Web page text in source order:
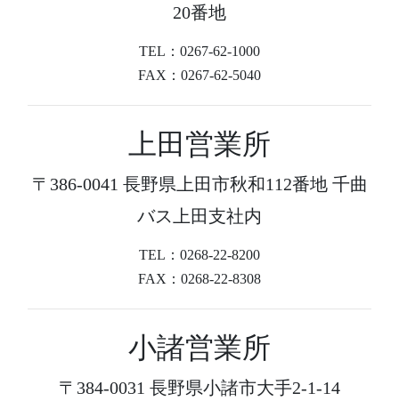
20番地
TEL：0267-62-1000
FAX：0267-62-5040
上田営業所
〒386-0041 長野県上田市秋和112番地 千曲
バス上田支社内
TEL：0268-22-8200
FAX：0268-22-8308
小諸営業所
〒384-0031 長野県小諸市大手2-1-14